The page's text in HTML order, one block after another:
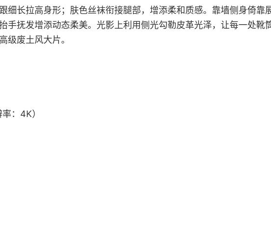
细长拉高身形；肤色丝袜衔接腿部，增添柔和质感。靠墙侧身倚靠
手抚发增添动态柔美。光影上利用侧光勾勒皮革光泽，让每一处靴
级废土风大片。
：4K）